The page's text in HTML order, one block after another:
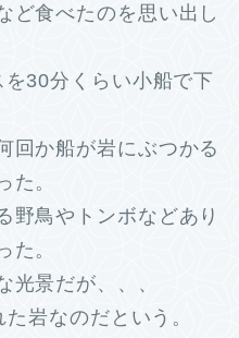
ど食べたのを思い出し
30分くらい小船で下
回か船が岩にぶつかる
た。
野鳥やトンボなどあり
た。
光景だが、、、
岩なのだという。